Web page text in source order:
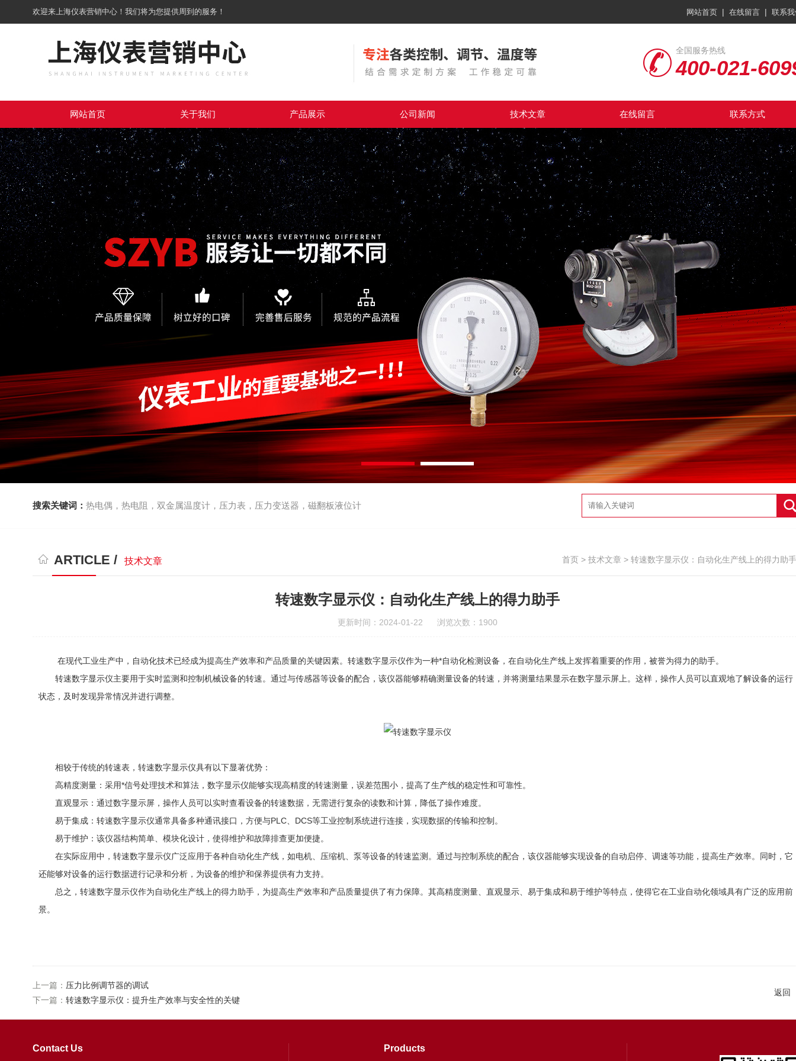
欢迎来上海仪表营销中心！我们将为您提供周到的服务！ 网站首页 | 在线留言 | 联系
全国服务热线
400-021-
网站首页 关于我们 产品展示 公司新闻 技术文章 在线留言 联系方式
搜索关键词： 热电偶，热电阻，双金属温度计，压力表，压力变送器，磁翻板液位计
ARTICLE / 技术文章 首页 > 技术文章 > 转速数字显示仪：自动化生产线上的得力助手
转速数字显示仪：自动化生产线上的得力助手
更新时间：2024-01-22 浏览次数：1900
在现代工业生产中，自动化技术已经成为提高生产效率和产品质量的关键因素。转速数字显示仪作为一种*自动化检测设备，在自动化生产线上发挥着重要的作用，被誉为得力的助手。
转速数字显示仪主要用于实时监测和控制机械设备的转速。通过与传感器等设备的配合，该仪器能够精确测量设备的转速，并将测量结果显示在数字显示屏上。这样，操作人员可以直观地了解设备的运行
状态，及时发现异常情况并进行调整。
相较于传统的转速表，转速数字显示仪具有以下显著优势：
高精度测量：采用*信号处理技术和算法，数字显示仪能够实现高精度的转速测量，误差范围小，提高了生产线的稳定性和可靠性。
直观显示：通过数字显示屏，操作人员可以实时查看设备的转速数据，无需进行复杂的读数和计算，降低了操作难度。
易于集成：转速数字显示仪通常具备多种通讯接口，方便与PLC、DCS等工业控制系统进行连接，实现数据的传输和控制。
易于维护：该仪器结构简单、模块化设计，使得维护和故障排查更加便捷。
在实际应用中，转速数字显示仪广泛应用于各种自动化生产线，如电机、压缩机、泵等设备的转速监测。通过与控制系统的配合，该仪器能够实现设备的自动启停、调速等功能，提高生产效率。同时，它
还能够对设备的运行数据进行记录和分析，为设备的维护和保养提供有力支持。
总之，转速数字显示仪作为自动化生产线上的得力助手，为提高生产效率和产品质量提供了有力保障。其高精度测量、直观显示、易于集成和易于维护等特点，使得它在工业自动化领域具有广泛的应用前
景。
上一篇： 压力比例调节器的调试
下一篇： 转速数字显示仪：提升生产效率与安全性的关键
返回
Contact Us Products